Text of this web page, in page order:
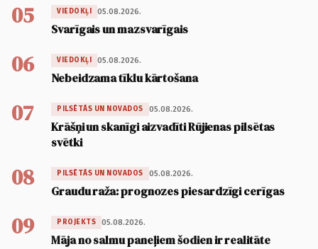
05 VIEDOKĻI 05.08.2026.
Svarīgais un mazsvarīgais
06 VIEDOKĻI 05.08.2026.
Nebeidzama tīklu kārtošana
07 PILSĒTĀS UN NOVADOS 05.08.2026.
Krāšņi un skanīgi aizvadīti Rūjienas pilsētas
svētki
08 PILSĒTĀS UN NOVADOS 05.08.2026.
Graudu raža: prognozes piesardzīgi cerīgas
09 PROJEKTS 05.08.2026.
Māja no salmu paneļiem šodien ir realitāte